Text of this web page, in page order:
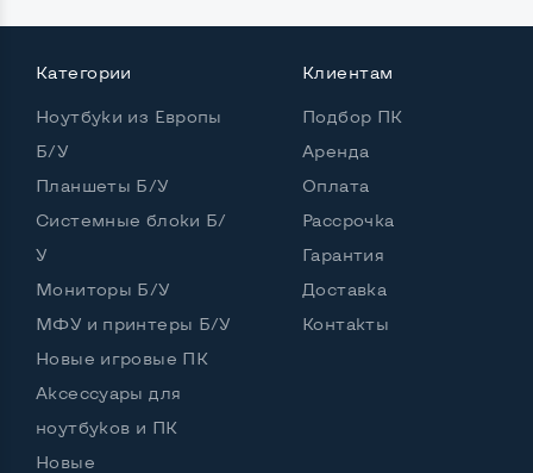
Категории
Ноутбуки из Европы
Б/У
Планшеты Б/У
Системные блоки Б/
У
Мониторы Б/У
МФУ и принтеры Б/У
Новые игровые ПК
Аксессуары для
ноутбуков и ПК
Новые
Клиентам
Подбор ПК
Аренда
Оплата
Рассрочка
Гарантия
Доставка
Контакты